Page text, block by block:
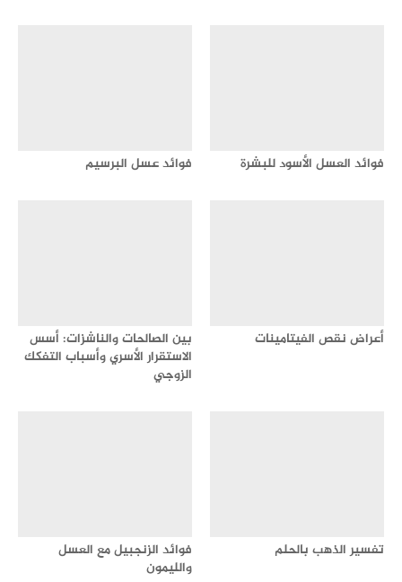
فوائد العسل الأسود للبشرة فوائد عسل البرسيم
أعراض نقص الفيتامينات
بين الصالحات والناشزات: أسس
الاستقرار الأسري وأسباب التفكك
الزوجي
تفسير الذهب بالحلم
فوائد الزنجبيل مع العسل
والليمون